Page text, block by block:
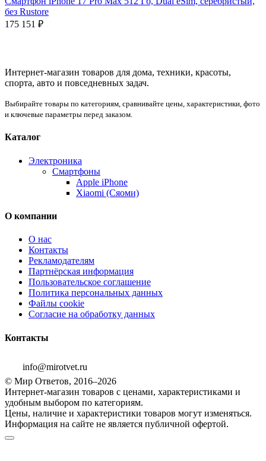
без Rustore
175 151 ₽
Интернет-магазин товаров для дома, техники, красоты,
спорта, авто и повседневных задач.
Выбирайте товары по категориям, сравнивайте цены, характеристики, фото
и ключевые параметры перед заказом.
Каталог
Электроника
Смартфоны
Apple iPhone
Xiaomi (Сяоми)
О компании
О нас
Контакты
Рекламодателям
Партнёрская информация
Пользовательское соглашение
Политика персональных данных
Файлы cookie
Согласие на обработку данных
Контакты
info@mirotvet.ru
© Мир Ответов, 2016–2026
Интернет-магазин товаров с ценами, характеристиками и
удобным выбором по категориям.
Цены, наличие и характеристики товаров могут изменяться.
Информация на сайте не является публичной офертой.